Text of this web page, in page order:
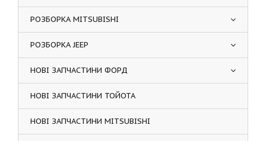
РОЗБОРКА MITSUBISHI
РОЗБОРКА JEEP
НОВІ ЗАПЧАСТИНИ ФОРД
НОВІ ЗАПЧАСТИНИ ТОЙОТА
НОВІ ЗАПЧАСТИНИ MITSUBISHI